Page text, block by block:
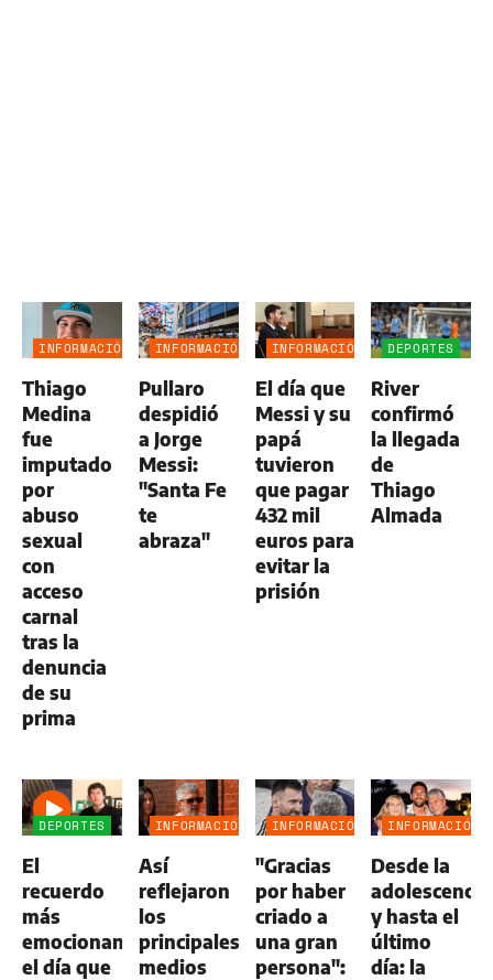
INFORMACIÓN
Thiago
Medina
fue
imputado
por
abuso
sexual
con
acceso
carnal
tras la
denuncia
de su
prima
INFORMACIÓN
Pullaro
despidió
a Jorge
Messi:
"Santa Fe
te
abraza"
INFORMACIÓN
El día que
Messi y su
papá
tuvieron
que pagar
432 mil
euros para
evitar la
prisión
DEPORTES
River
confirmó
la llegada
de
Thiago
Almada
DEPORTES
El
recuerdo
más
emocionante:
el día que
INFORMACIÓN
Así
reflejaron
los
principales
medios
INFORMACIÓN
"Gracias
por haber
criado a
una gran
persona":
INFORMACIÓN
Desde la
adolescencia
y hasta el
último
día: la